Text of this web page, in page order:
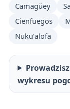
Camagüey
Cienfuegos
Nukuʻalofa
wykresu